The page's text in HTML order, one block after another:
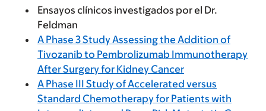
Ensayos clínicos investigados por el Dr.
Feldman
A Phase 3 Study Assessing the Addition of
Tivozanib to Pembrolizumab Immunotherapy
After Surgery for Kidney Cancer
A Phase III Study of Accelerated versus
Standard Chemotherapy for Patients with